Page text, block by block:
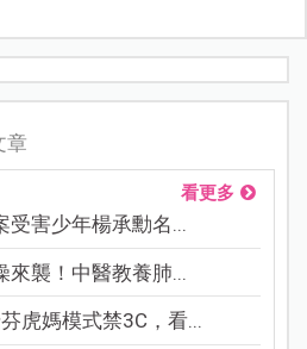
章
看更多
受害少年楊承勳名...
來襲！中醫教養肺...
虎媽模式禁3C，看...